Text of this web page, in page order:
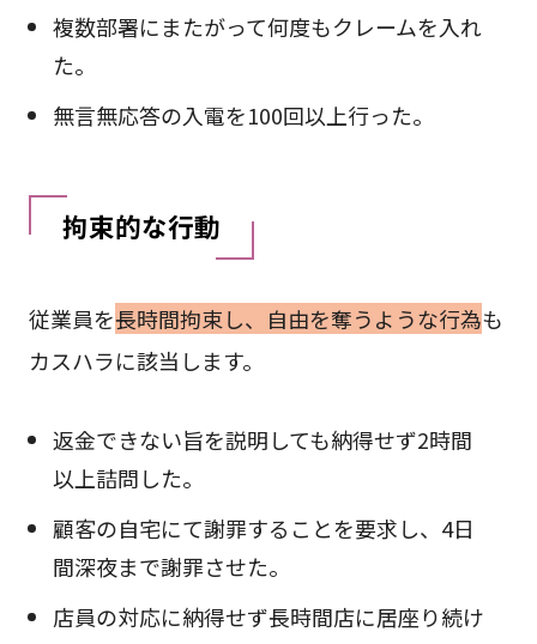
複数部署にまたがって何度もクレームを入れ
た。
無言無応答の入電を100回以上行った。
拘束的な行動
従業員を長時間拘束し、自由を奪うような行為も
カスハラに該当します。
返金できない旨を説明しても納得せず2時間
以上詰問した。
顧客の自宅にて謝罪することを要求し、4日
間深夜まで謝罪させた。
店員の対応に納得せず長時間店に居座り続け